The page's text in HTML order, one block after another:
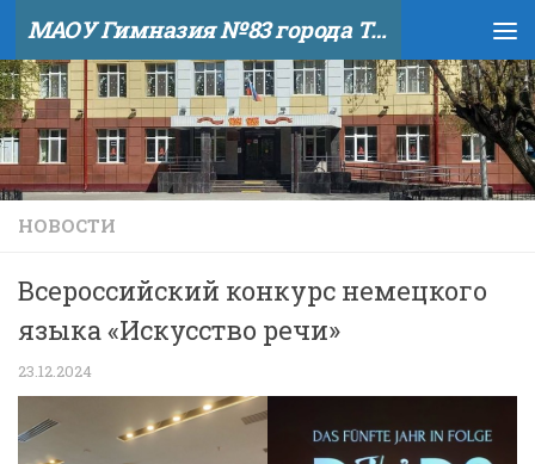
Skip to content МАОУ Гимназия №83 города Тюмени
НОВОСТИ
Всероссийский конкурс немецкого
языка «Искусство речи» ️
23.12.2024